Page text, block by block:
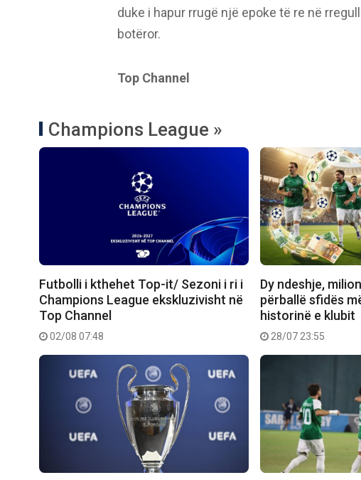
duke i hapur rrugë një epoke të re në
botëror.
Top Channel
Champions League »
Futbolli i kthehet Top-it/ Sezoni i ri i
Champions League ekskluzivisht në
Top Channel
02/08 07:48
Dy ndeshje,
përballë sfidës
historinë e klubit
28/07 23:55